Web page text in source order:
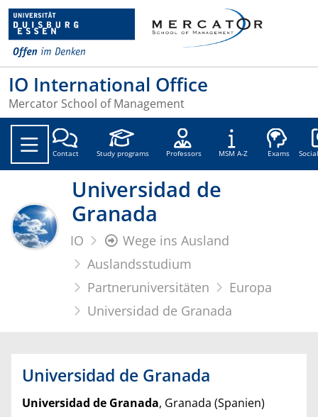
IO International Office
Mercator School of Management
Contact Study programs Professors MSM A-Z Exams
Universidad de
Granada
IO
Wege ins Ausland
Auslandsstudium
Partneruniversitäten
Europa
Universidad de Granada
Universidad de Granada
Universidad de Granada, Granada (Spanien)